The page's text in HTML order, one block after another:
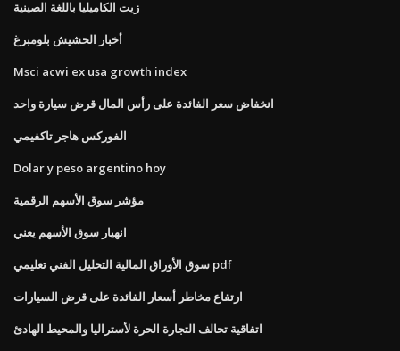
زيت الكاميليا باللغة الصينية
أخبار الحشيش بلومبرغ
Msci acwi ex usa growth index
انخفاض سعر الفائدة على رأس المال قرض سيارة واحد
الفوركس هاجر تاكفيمي
Dolar y peso argentino hoy
مؤشر سوق الأسهم الرقمية
انهيار سوق الأسهم يعني
سوق الأوراق المالية التحليل الفني تعليمي pdf
ارتفاع مخاطر أسعار الفائدة على قرض السيارات
اتفاقية تحالف التجارة الحرة لأستراليا والمحيط الهادئ